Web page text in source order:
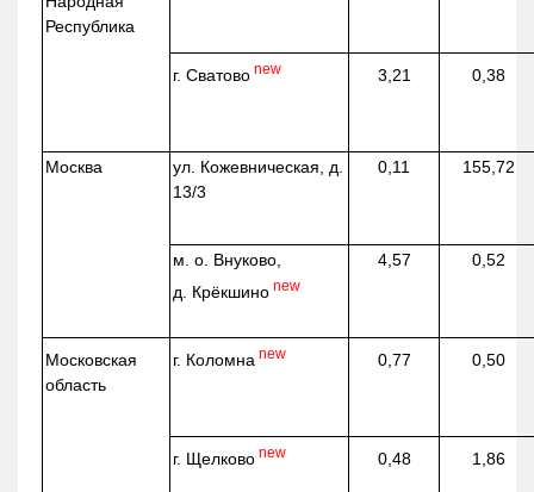
Республика
г. Сватово new 3,21 0,38
Москва ул. Кожевническая, д.
13/3
0,11 155,72
м. о. Внуково,
д. Крёкшино new
4,57 0,52
Московская
область
г. Коломна new 0,77 0,50
г. Щелково new 0,48 1,86